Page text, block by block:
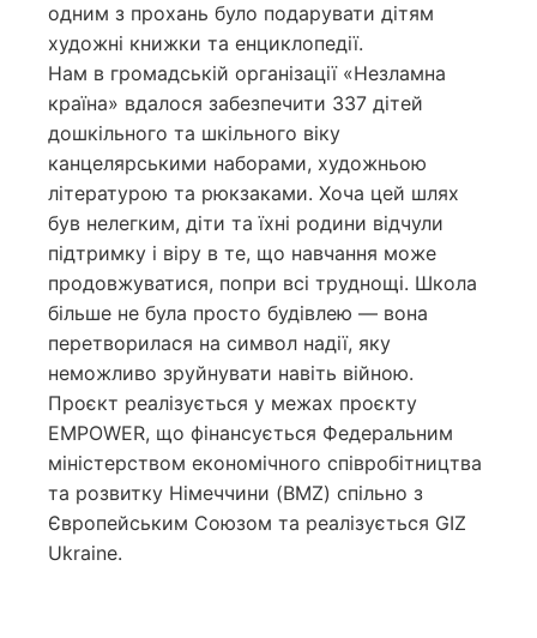
одним з прохань було подарувати дітям
художні книжки та енциклопедії.
Нам в громадській організації «Незламна
країна» вдалося забезпечити 337 дітей
дошкільного та шкільного віку
канцелярськими наборами, художньою
літературою та рюкзаками. Хоча цей шлях
був нелегким, діти та їхні родини відчули
підтримку і віру в те, що навчання може
продовжуватися, попри всі труднощі. Школа
більше не була просто будівлею — вона
перетворилася на символ надії, яку
неможливо зруйнувати навіть війною.
Проєкт реалізується у межах проєкту
EMPOWER, що фінансується Федеральним
міністерством економічного співробітництва
та розвитку Німеччини (BMZ) спільно з
Європейським Союзом та реалізується GIZ
Ukraine.